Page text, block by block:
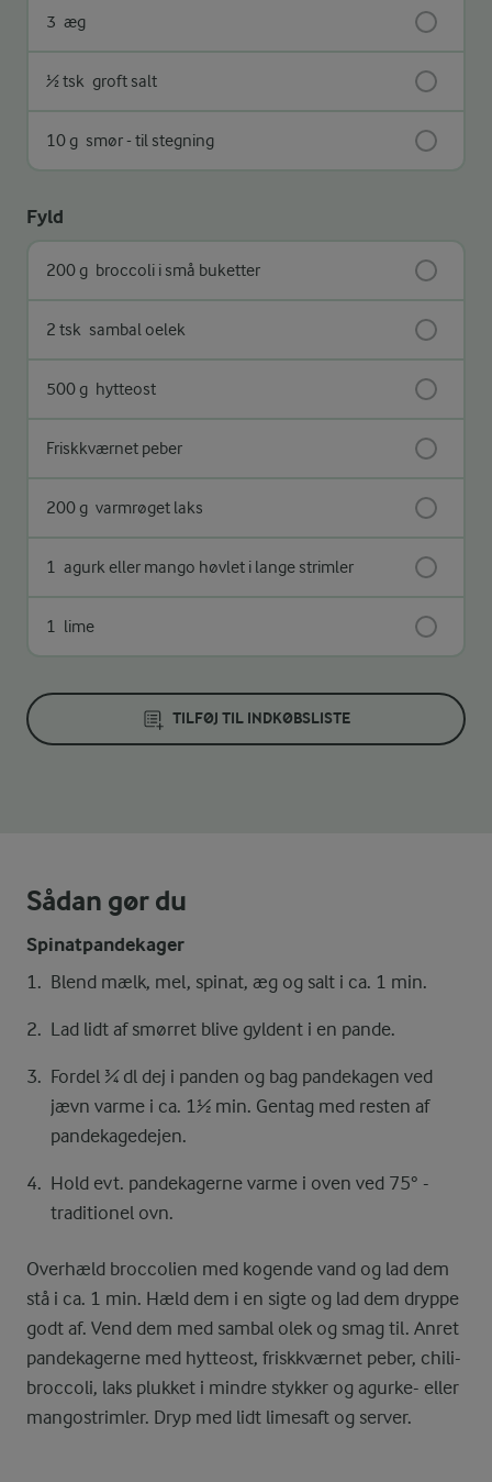
3 æg
½ tsk groft salt
10 g smør - til stegning
Fyld
200 g broccoli i små buketter
2 tsk sambal oelek
500 g hytteost
Friskkværnet peber
200 g varmrøget laks
1 agurk eller mango høvlet i lange strimler
1 lime
TILFØJ TIL INDKØBSLISTE
Sådan gør du
Spinatpandekager
Blend mælk, mel, spinat, æg og salt i ca. 1 min.
Lad lidt af smørret blive gyldent i en pande.
Fordel ¾ dl dej i panden og bag pandekagen ved
jævn varme i ca. 1½ min. Gentag med resten af
pandekagedejen.
Hold evt. pandekagerne varme i oven ved 75° -
traditionel ovn.
Overhæld broccolien med kogende vand og lad dem
stå i ca. 1 min. Hæld dem i en sigte og lad dem dryppe
godt af. Vend dem med sambal olek og smag til. Anret
pandekagerne med hytteost, friskkværnet peber, chili-
broccoli, laks plukket i mindre stykker og agurke- eller
mangostrimler. Dryp med lidt limesaft og server.